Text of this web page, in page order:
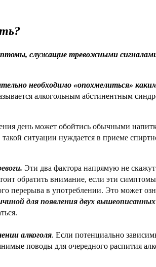
служащие тревожными
необходимо «опохмелиться»
алкогольным абстинентным
день может обойтись обычными
ситуации нуждается в приеме
Эти два фактора напрямую не
обратить внимание, если эти симптомы
перерыва в употреблении. Это может
для появления двух вышеописанных
алкоголя. Если потенциально
поводы для очередного распития